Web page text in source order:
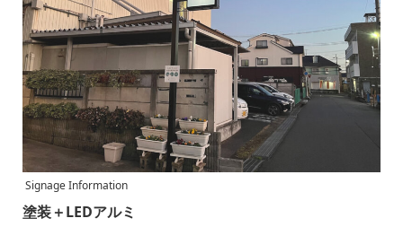
Signage Information
塗装＋LEDアルミ